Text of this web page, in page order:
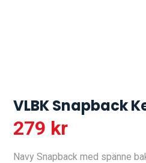
VLBK Snapback
279 kr
Navy Snapback med spänne